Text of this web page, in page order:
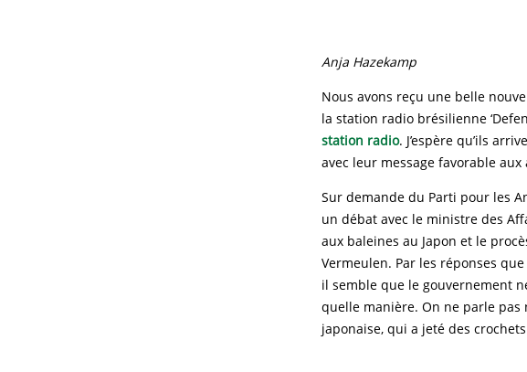
Anja Hazekamp
Nous avons reçu une belle
la station radio brésilienne
station radio. J’espère qu’ils
avec leur message favorable aux
Sur demande du Parti pour les
un débat avec le ministre des
aux baleines au Japon et le
Vermeulen. Par les réponses
il semble que le gouvernement
quelle manière. On ne parle
japonaise, qui a jeté des